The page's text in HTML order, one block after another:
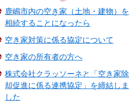
鹿嶋市内の空き家（土地・建物）を
相続することになったら
空き家対策に係る協定について
空き家の所有者の方へ
株式会社クラッソーネと「空き家除
却促進に係る連携協定」を締結しま
した